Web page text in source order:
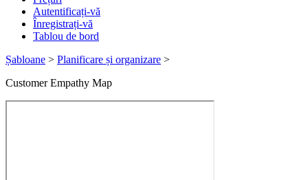
Autentificați-vă
Înregistrați-vă
Tablou de bord
Șabloane > Planificare și organizare >
Customer Empathy Map